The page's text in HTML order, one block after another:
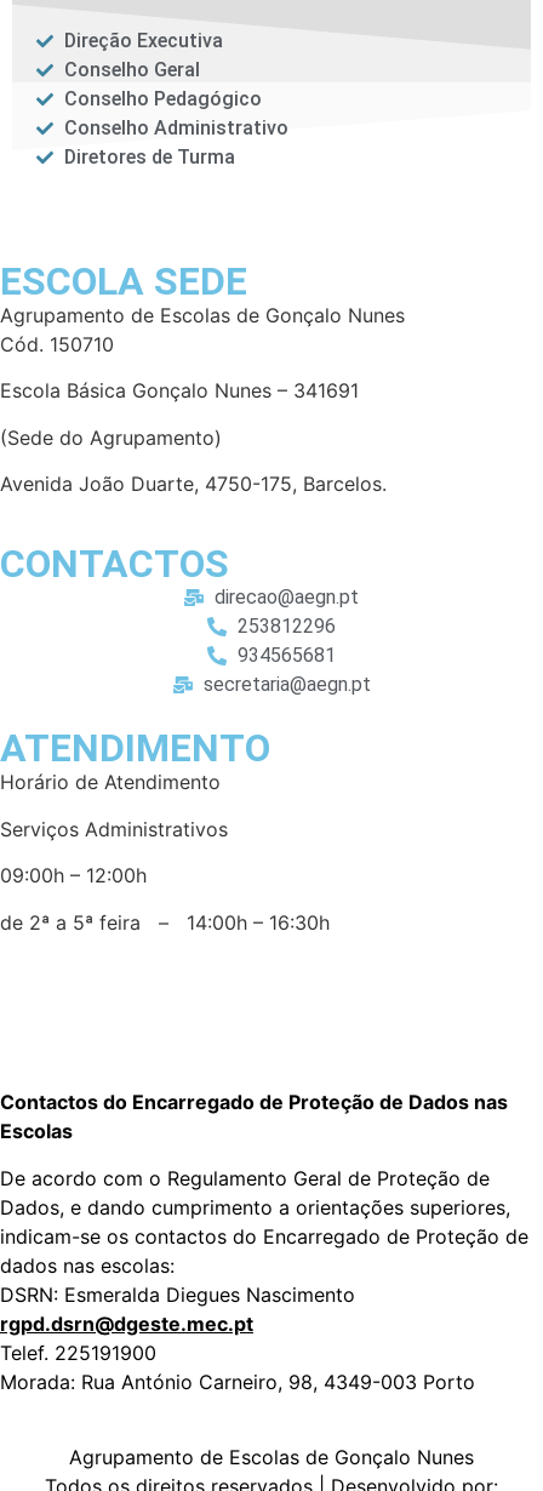
Direção Executiva
Conselho Geral
Conselho Pedagógico
Conselho Administrativo
Diretores de Turma
ESCOLA SEDE
Agrupamento de Escolas de Gonçalo Nunes
Cód. 150710
Escola Básica Gonçalo Nunes – 341691
(Sede do Agrupamento)
Avenida João Duarte, 4750-175, Barcelos.
CONTACTOS
direcao@aegn.pt
253812296
934565681
secretaria@aegn.pt
ATENDIMENTO
Horário de Atendimento
Serviços Administrativos
09:00h – 12:00h
de 2ª a 5ª feira – 14:00h – 16:30h
Contactos do Encarregado de Proteção de Dados nas
Escolas
De acordo com o Regulamento Geral de Proteção de
Dados, e dando cumprimento a orientações superiores,
indicam-se os contactos do Encarregado de Proteção de
dados nas escolas:
DSRN: Esmeralda Diegues Nascimento
rgpd.dsrn@dgeste.mec.pt
Telef. 225191900
Morada: Rua António Carneiro, 98, 4349-003 Porto
Agrupamento de Escolas de Gonçalo Nunes